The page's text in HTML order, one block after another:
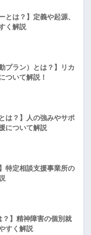
とは？】定義や起源、
く解説
プラン）とは？】リカ
ついて解説！
は？】人の強みやサポ
について解説
特定相談支援事業所の
？】精神障害の個別就
すく解説